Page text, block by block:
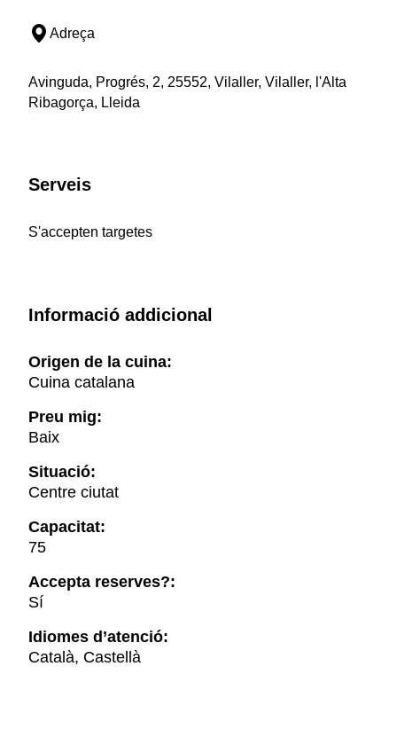
Adreça
Avinguda, Progrés, 2, 25552, Vilaller, Vilaller, l'Alta
Ribagorça, Lleida
Serveis
S'accepten targetes
Informació addicional
Origen de la cuina:
Cuina catalana
Preu mig:
Baix
Situació:
Centre ciutat
Capacitat:
75
Accepta reserves?:
Sí
Idiomes d’atenció:
Català, Castellà